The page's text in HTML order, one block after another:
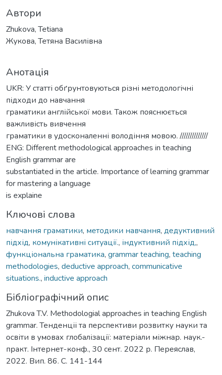
Автори
Zhukova, Tetiana
Жукова, Тетяна Василівна
Анотація
UKR: У статті обґрунтовуються різні методологічні
підходи до навчання
граматики англійської мови. Також пояснюється
важливість вивчення
граматики в удосконаленні володіння мовою. //////////////
ENG: Different methodological approaches in teaching
English grammar are
substantiated in the article. Importance of learning grammar
for mastering a language
is explaine
Ключові слова
навчання граматики, методики навчання, дедуктивний
підхід, комунікативні ситуації., індуктивний підхід,,
функціональна граматика, grammar teaching, teaching
methodologies, deductive approach, communicative
situations., inductive approach
Бібліографічний опис
Zhukova T.V. Methodologial approaches in teaching English
grammar. Тенденціі та перспективи розвитку науки та
освіти в умовах глобалізації: матеріали міжнар. наук.-
практ. Інтернет-конф., 30 сент. 2022 р. Переяслав,
2022. Вип. 86. С. 141-144